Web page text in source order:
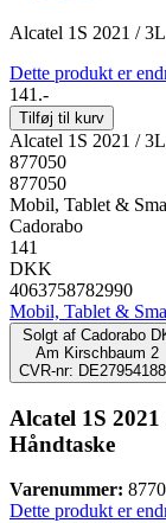
Alcatel 1S 2021 /
Dette produkt er
141.-
Tilføj til kurv
Alcatel 1S 2021 /
877050
877050
Mobil, Tablet &
Cadorabo
141
DKK
4063758782990
Mobil, Tablet &
Solgt af Cadorabo
Am Kirschbaum 2
CVR-nr:
Alcatel 1S
Håndtaske
Varenummer:
Dette produkt er